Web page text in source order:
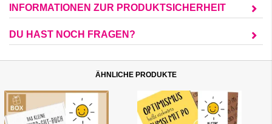
INFORMATIONEN ZUR PRODUKTSICHERHEIT
DU HAST NOCH FRAGEN?
ÄHNLICHE PRODUKTE